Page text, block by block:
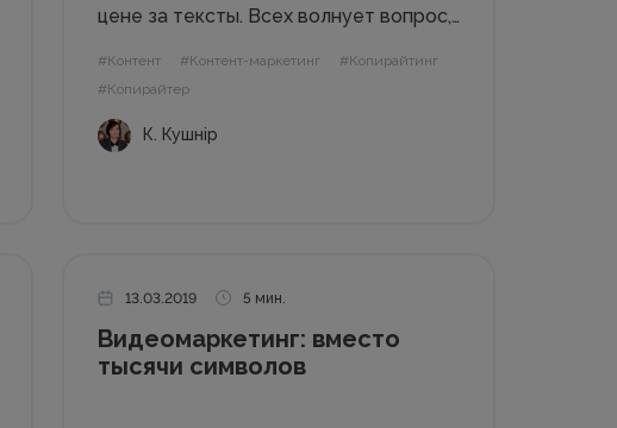
цене за тексты. Всех волнует вопрос,
клиенты в этой сфере, как и в любой
#Контент #Контент-маркетинг
#Копирайтинг
#Копирайтер
К. Кушнір
13.03.2019 5 мин.
Видеомаркетинг: вместо
тысячи символов